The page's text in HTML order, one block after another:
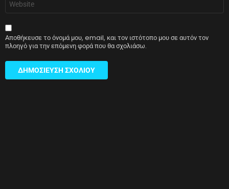
Αποθήκευσε το όνομά μου, email, και τον ιστότοπο μου σε αυτόν τον
πλοηγό για την επόμενη φορά που θα σχολιάσω.